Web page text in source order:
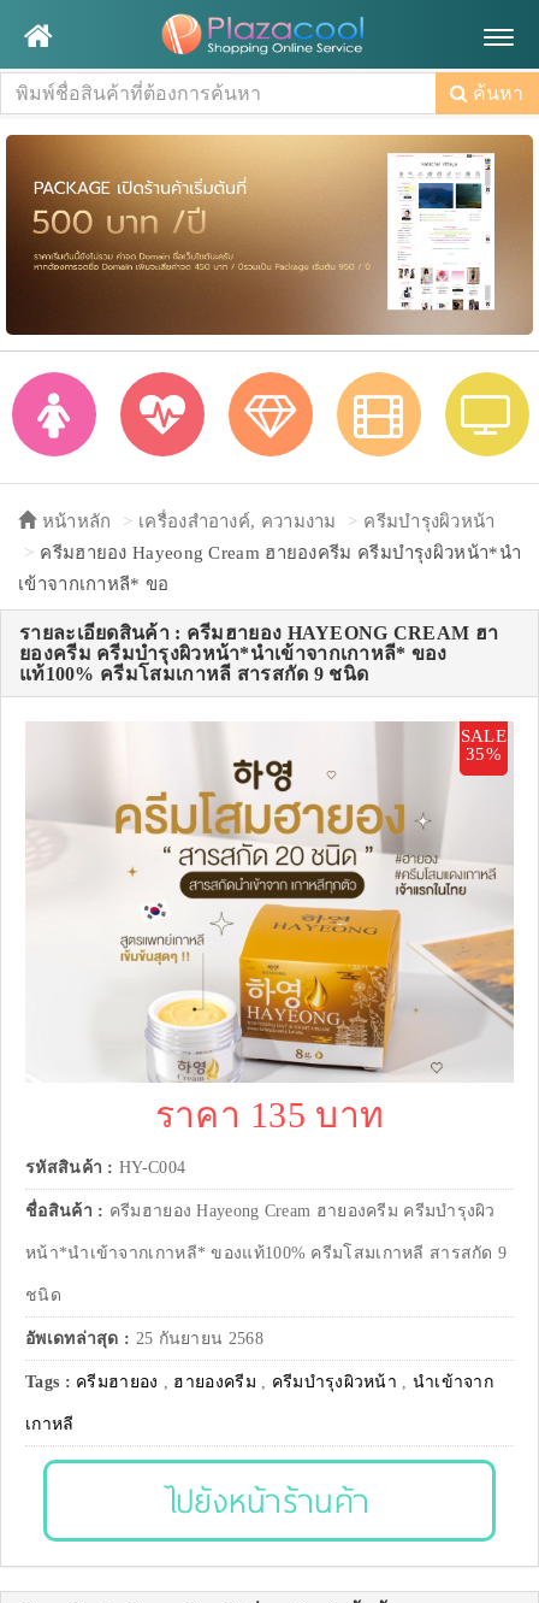
ค้นหา
หน้าหลัก เครื่องสำอางค์, ความงาม
ครีมบำรุงผิวหน้า
ครีมฮายอง Hayeong Cream ฮายองครีม ครีมบำรุงผิวหน้า*นำ
เข้าจากเกาหลี* ขอ
รายละเอียดสินค้า : ครีมฮายอง HAYEONG CREAM ฮา
ยองครีม ครีมบำรุงผิวหน้า*นำเข้าจากเกาหลี* ของ
แท้100% ครีมโสมเกาหลี สารสกัด 9 ชนิด
SALE
35%
ราคา 135 บาท
รหัสสินค้า : HY-C004
ชื่อสินค้า : ครีมฮายอง Hayeong Cream ฮายองครีม ครีมบำรุงผิว
หน้า*นำเข้าจากเกาหลี* ของแท้100% ครีมโสมเกาหลี สารสกัด 9
ชนิด
อัพเดทล่าสุด : 25 กันยายน 2568
Tags : ครีมฮายอง , ฮายองครีม , ครีมบำรุงผิวหน้า , นำเข้าจาก
เกาหลี
ไปยังหน้าร้านค้า